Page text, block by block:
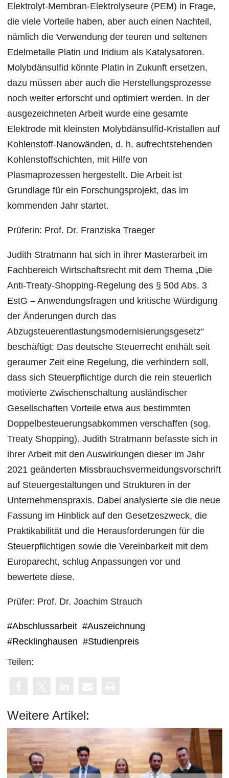
Elektrolyt-Membran-Elektrolyseure (PEM) in Frage,
die viele Vorteile haben, aber auch einen Nachteil,
nämlich die Verwendung der teuren und seltenen
Edelmetalle Platin und Iridium als Katalysatoren.
Molybdänsulfid könnte Platin in Zukunft ersetzen,
dazu müssen aber auch die Herstellungsprozesse
noch weiter erforscht und optimiert werden. In der
ausgezeichneten Arbeit wurde eine gesamte
Elektrode mit kleinsten Molybdänsulfid-Kristallen auf
Kohlenstoff-Nanowänden, d. h. aufrechtstehenden
Kohlenstoffschichten, mit Hilfe von
Plasmaprozessen hergestellt. Die Arbeit ist
Grundlage für ein Forschungsprojekt, das im
kommenden Jahr startet.
Prüferin: Prof. Dr. Franziska Traeger
Judith Stratmann hat sich in ihrer Masterarbeit im
Fachbereich Wirtschaftsrecht mit dem Thema „Die
Anti-Treaty-Shopping-Regelung des § 50d Abs. 3
EstG – Anwendungsfragen und kritische Würdigung
der Änderungen durch das
Abzugsteuerentlastungsmodernisierungsgesetz“
beschäftigt: Das deutsche Steuerrecht enthält seit
geraumer Zeit eine Regelung, die verhindern soll,
dass sich Steuerpflichtige durch die rein steuerlich
motivierte Zwischenschaltung ausländischer
Gesellschaften Vorteile etwa aus bestimmten
Doppelbesteuerungsabkommen verschaffen (sog.
Treaty Shopping). Judith Stratmann befasste sich in
ihrer Arbeit mit den Auswirkungen dieser im Jahr
2021 geänderten Missbrauchsvermeidungsvorschrift
auf Steuergestaltungen und Strukturen in der
Unternehmenspraxis. Dabei analysierte sie die neue
Fassung im Hinblick auf den Gesetzeszweck, die
Praktikabilität und die Herausforderungen für die
Steuerpflichtigen sowie die Vereinbarkeit mit dem
Europarecht, schlug Anpassungen vor und
bewertete diese.
Prüfer: Prof. Dr. Joachim Strauch
#Abschlussarbeit #Auszeichnung
#Recklinghausen #Studienpreis
Teilen:
Weitere Artikel: